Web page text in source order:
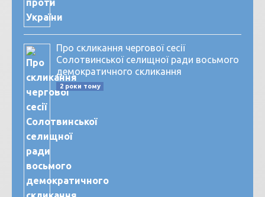
Про скликання чергової сесії
Солотвинської селищної ради восьмого
демократичного скликання
2 роки тому